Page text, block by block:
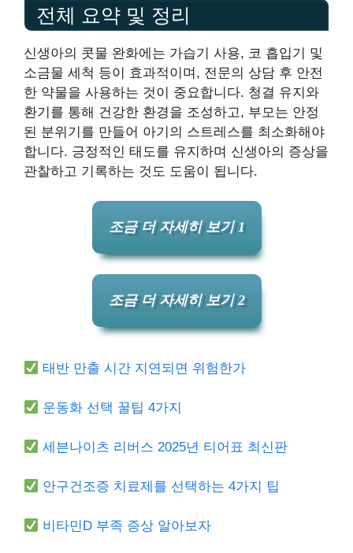
전체 요약 및 정리
신생아의 콧물 완화에는 가습기 사용, 코 흡입기 및
소금물 세척 등이 효과적이며, 전문의 상담 후 안전
한 약물을 사용하는 것이 중요합니다. 청결 유지와
환기를 통해 건강한 환경을 조성하고, 부모는 안정
된 분위기를 만들어 아기의 스트레스를 최소화해야
합니다. 긍정적인 태도를 유지하며 신생아의 증상을
관찰하고 기록하는 것도 도움이 됩니다.
조금 더 자세히 보기 1
조금 더 자세히 보기 2
태반 만출 시간 지연되면 위험한가
운동화 선택 꿀팁 4가지
세븐나이츠 리버스 2025년 티어표 최신판
안구건조증 치료제를 선택하는 4가지 팁
비타민D 부족 증상 알아보자